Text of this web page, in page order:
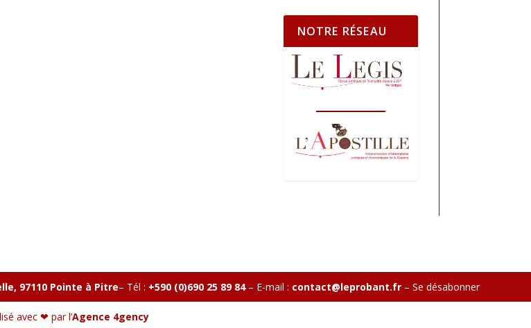
NOTRE RÉSEAU
97110 Pointe à Pitre– Tél : +590 (0)690 25 89 84– E-mail : contact@leprobant.fr– Se désabonner
avec ❤ par l’Agence 4gency